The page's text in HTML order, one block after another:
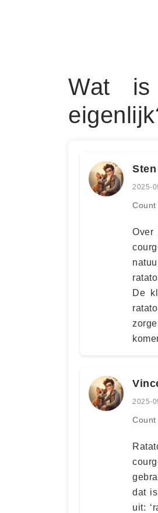
Wat is
2025-
Count
Over
De
2025-
Count
dat
uit: